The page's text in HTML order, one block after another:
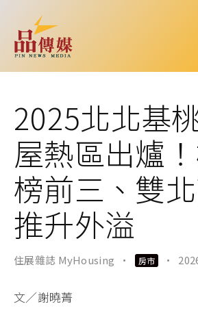
2025北北基
屋熱區出爐
榜前三、雙
推升外溢
住展雜誌 MyHousing · 房市 ·
文／謝曉菁